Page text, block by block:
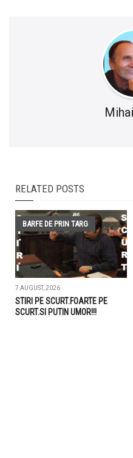
RELATED POSTS
BARFE DE PRIN TARG
7 AUGUST, 2026
STIRI PE SCURT.FOARTE PE
SCURT.SI PUTIN UMOR!!!